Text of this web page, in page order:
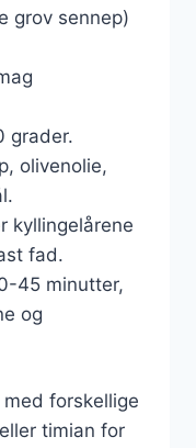
grov sennep)
grader.
olivenolie,
kyllingelårene
fad.
45 minutter,
og
forskellige
timian for